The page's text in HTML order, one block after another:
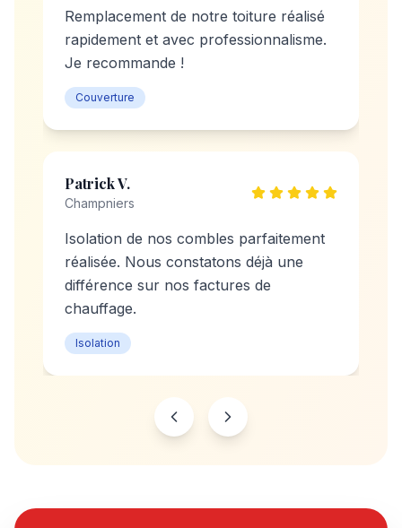
Remplacement de notre toiture réalisé
rapidement et avec professionnalisme.
Je recommande !
Couverture
Patrick V.
Champniers
Isolation de nos combles parfaitement
réalisée. Nous constatons déjà une
différence sur nos factures de
chauffage.
Isolation